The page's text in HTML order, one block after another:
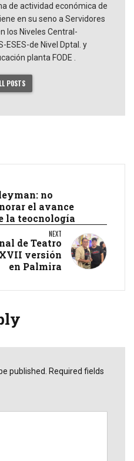
de actividad económica de
en su seno a Servidores
los Niveles Central-
ESES-de Nivel Dptal. y
planta FODE .
POSTS
no
el avance
la teocnología
NEXT
de Teatro
versión
en Palmira
published. Required fields